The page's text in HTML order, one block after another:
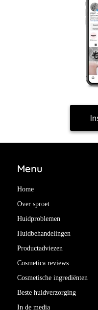
Menu
Home
Over sproet
Huidproblemen
Huidbehandelingen
Productadviezen
Cosmetica reviews
Cosmetische ingrediënten
Beste huidverzorging
In de media